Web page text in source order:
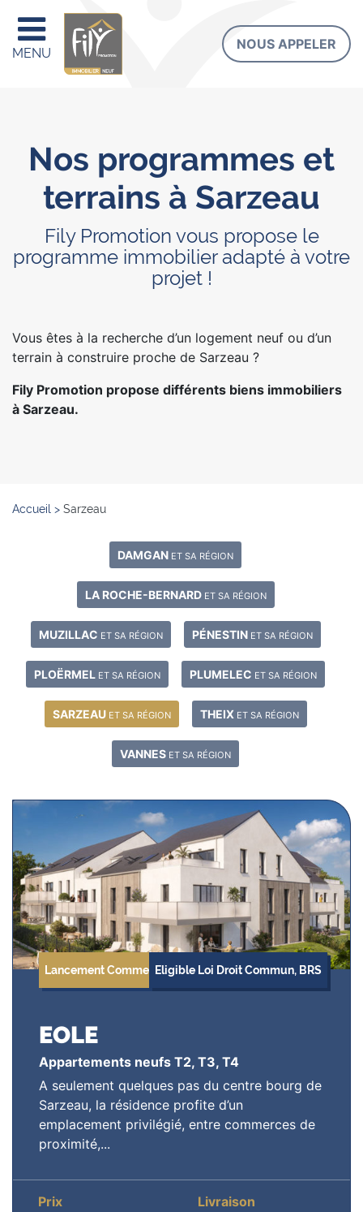
MENU
NOUS APPELER
Nos programmes et
terrains à Sarzeau
Fily Promotion vous propose le
programme immobilier adapté à votre
projet !
Vous êtes à la recherche d’un logement neuf ou d’un
terrain à construire proche de Sarzeau ?
Fily Promotion propose différents biens immobiliers
à Sarzeau.
Accueil > Sarzeau
DAMGAN ET SA RÉGION
LA ROCHE-BERNARD ET SA RÉGION
MUZILLAC ET SA RÉGION PÉNESTIN ET SA RÉGION
PLOËRMEL ET SA RÉGION PLUMELEC ET SA RÉGION
SARZEAU ET SA RÉGION THEIX ET SA RÉGION
VANNES ET SA RÉGION
Lancement CommercialEligible Loi Droit Commun, BRS
EOLE
Appartements neufs T2, T3, T4
A seulement quelques pas du centre bourg de
Sarzeau, la résidence profite d’un
emplacement privilégié, entre commerces de
proximité,...
Prix Livraison